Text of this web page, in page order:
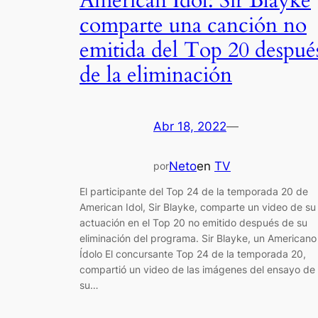
comparte una canción no
emitida del Top 20
de la eliminación
Abr 18, 2022—
porNetoen TV
El participante del Top 24 de la temporada 20 de
American Idol, Sir Blayke, comparte un video de su
actuación en el Top 20 no emitido después de su
eliminación del programa. Sir Blayke, un Americano
Ídolo El concursante Top 24 de la temporada 20,
compartió un video de las imágenes del ensayo de
su…